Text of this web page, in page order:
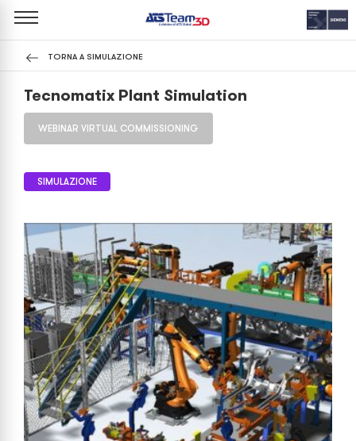
TORNA A SIMULAZIONE
Tecnomatix Plant Simulation
WEBINAR VIRTUAL COMMISSIONING
SIMULAZIONE